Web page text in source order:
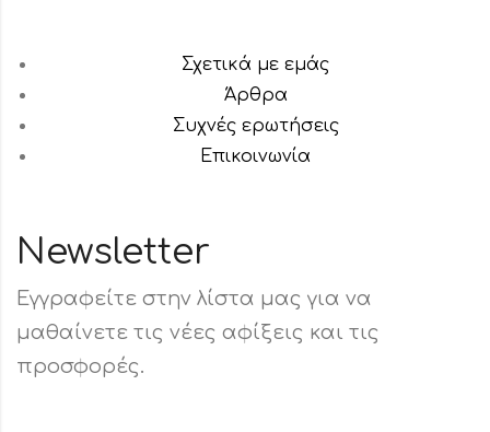
Σχετικά με εμάς
Άρθρα
Συχνές ερωτήσεις
Επικοινωνία
Newsletter
Εγγραφείτε στην λίστα μας για να
μαθαίνετε τις νέες αφίξεις και τις
προσφορές.